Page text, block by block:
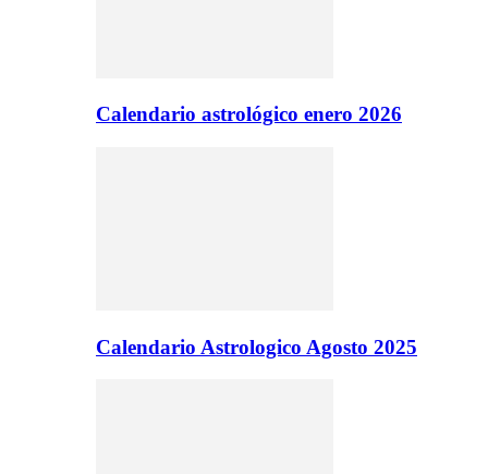
Calendario astrológico enero 2026
Calendario Astrologico Agosto 2025